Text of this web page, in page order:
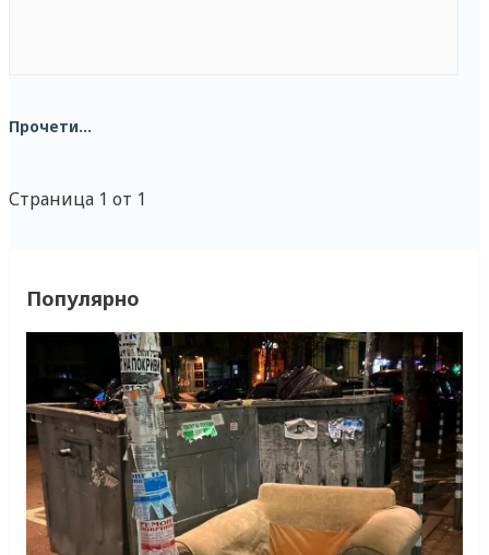
Прочети...
Страница 1 от 1
Популярно